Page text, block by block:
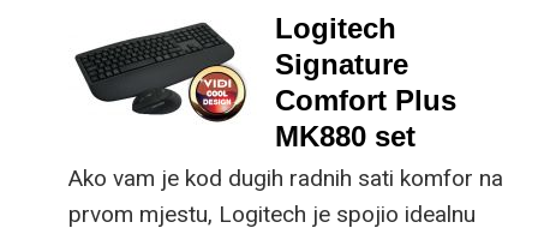
dio koncepta ovog proizvoda, jer koristi
energiju prirodnog ili umjetnog svjetla za
rad.
Logitech
Signature
Comfort Plus
MK880 set
Ako vam je kod dugih radnih sati komfor na
prvom mjestu, Logitech je spojio idealnu